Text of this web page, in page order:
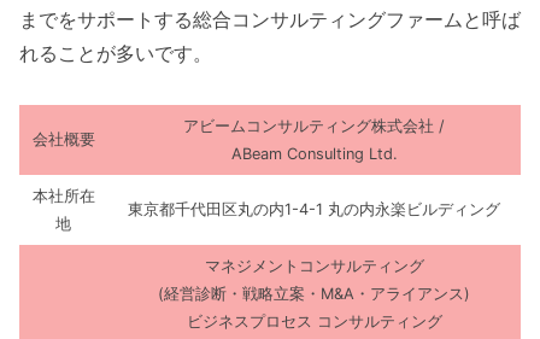
までをサポートする総合コンサルティングファームと呼ば
れることが多いです。
会社概要
アビームコンサルティング株式会社 /
ABeam Consulting Ltd.
本社所在
地
東京都千代田区丸の内1-4-1 丸の内永楽ビルディング
マネジメントコンサルティング
(経営診断・戦略立案・M&A・アライアンス)
ビジネスプロセス コンサルティング